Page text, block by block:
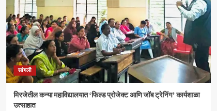
4
सांगली
विद्यावाचस्पती गुरुदेव शंकर अभ्यंकर यांना ‘कलातपस्वी’
पुरस्कार प्रदान
5
सांगली
मिरजेतील आयडियल स्मार्ट स्कूलमध्ये दहावीच्या विद्यार्थी
मंत्रिमंडळाचा पदग्रहण सोहळा
सांगली
मिरजेतील कन्या महाविद्यालयात ‘फिल्ड प्रोजेक्ट आणि जॉब ट्रेनिंग’ कार्यशाळा
उत्साहात